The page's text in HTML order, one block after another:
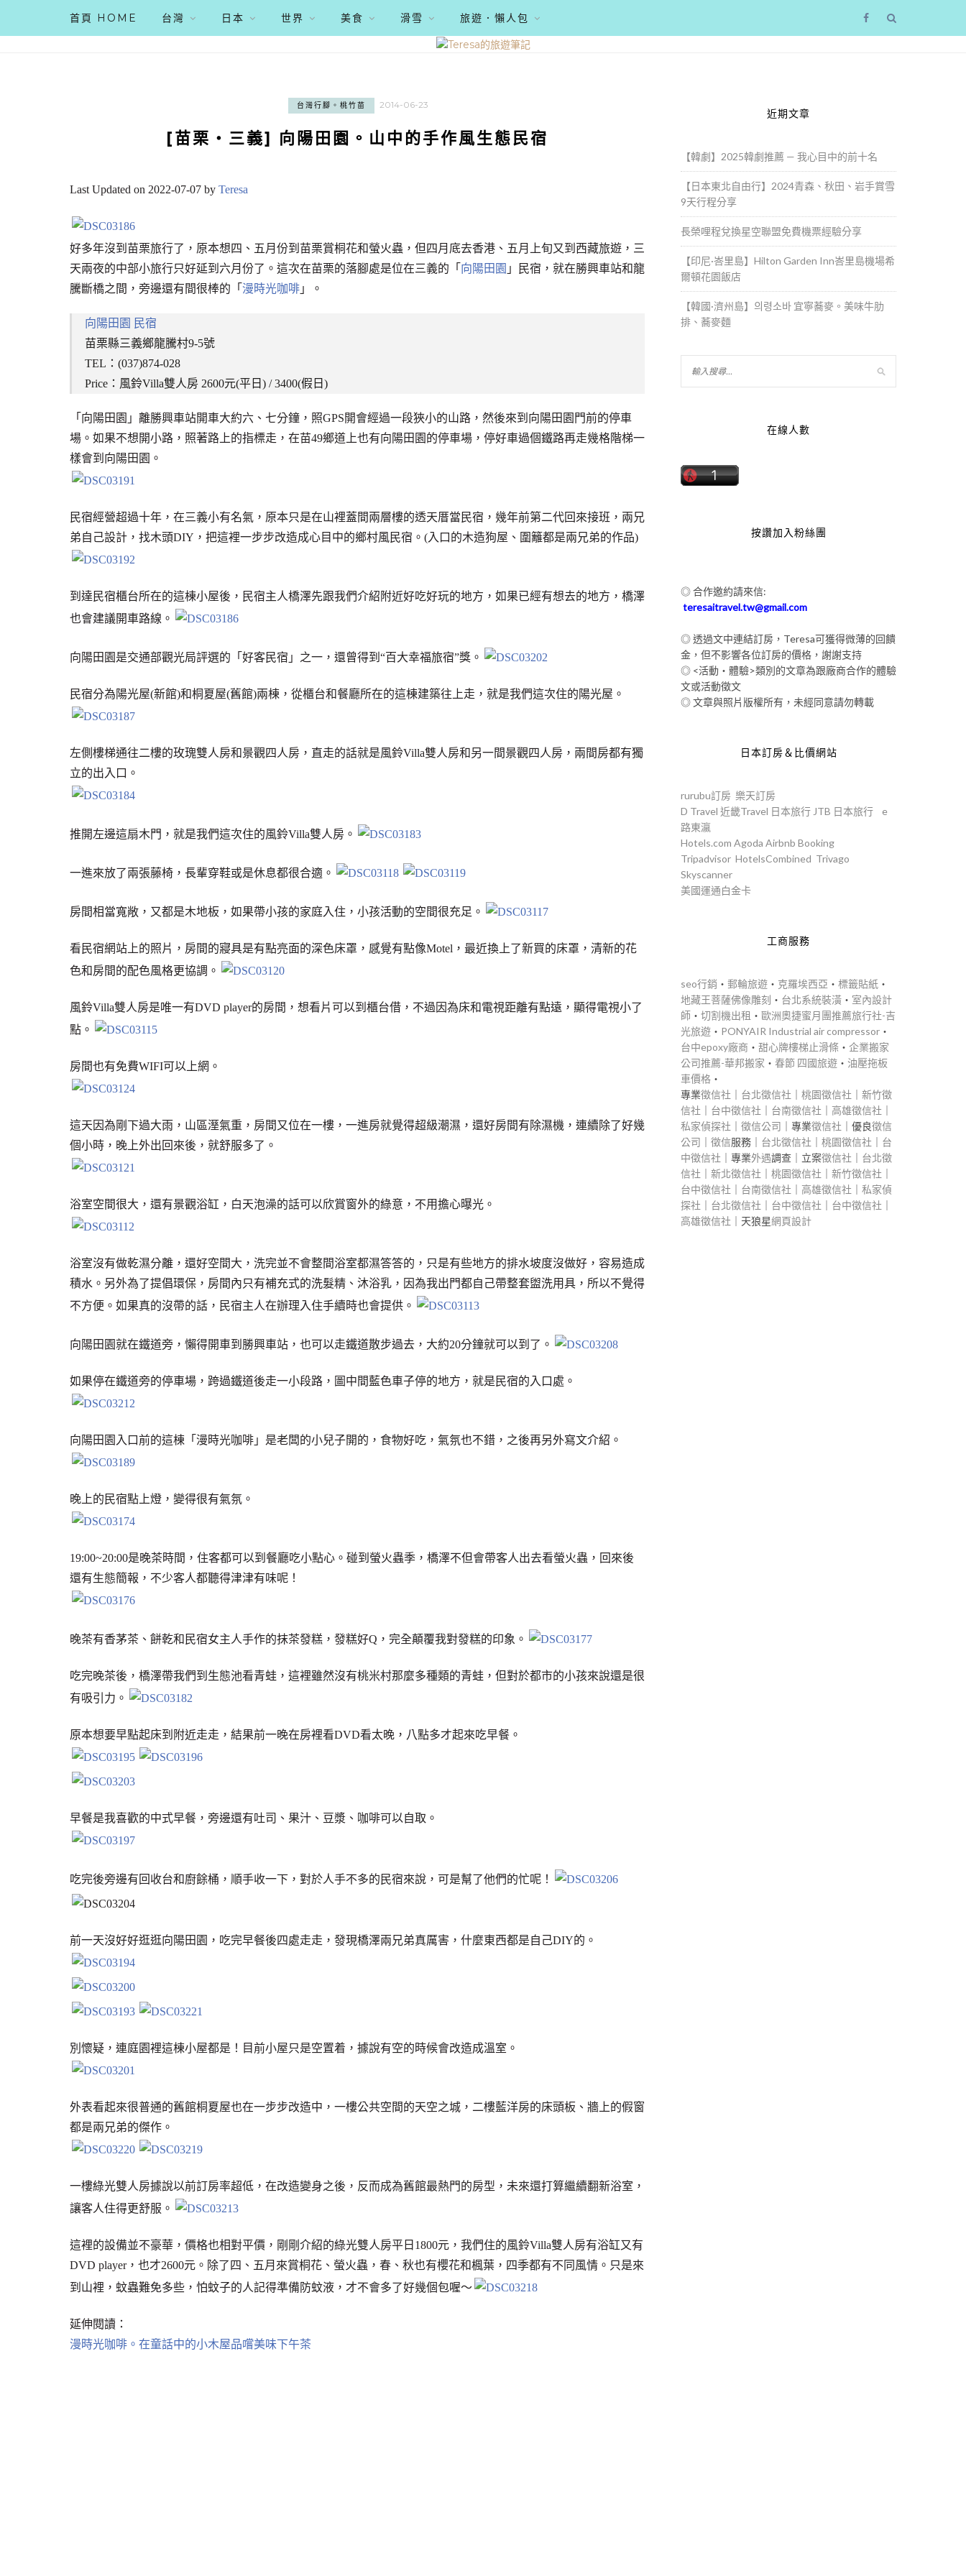
首頁 HOME 台灣 日本 世界 美食 滑雪 旅遊．懶人包
台灣行腳。桃竹苗 2014-06-23
[苗栗‧三義] 向陽田園。山中的手作風生態民宿
Last Updated on 2022-07-07 by Teresa
好多年沒到苗栗旅行了，原本想四、五月份到苗栗賞桐花和螢火蟲，但四月底去香港、五月上旬又到西藏旅遊，三
天兩夜的中部小旅行只好延到六月份了。這次在苗栗的落腳處是位在三義的「 向陽田園 」民宿，就在勝興車站和龍
騰斷橋之間，旁邊還有間很棒的「 漫時光咖啡 」。
向陽田園 民宿
苗栗縣三義鄉龍騰村9-5號
TEL：(037)874-028
Price：風鈴Villa雙人房 2600元(平日) / 3400(假日)
「向陽田園」離勝興車站開車大約六、七分鐘，照GPS開會經過一段狹小的山路，然後來到向陽田園門前的停車
場。如果不想開小路，照著路上的指標走，在苗49鄉道上也有向陽田園的停車場，停好車過個鐵路再走幾格階梯一
樣會到向陽田園。
民宿經營超過十年，在三義小有名氣，原本只是在山裡蓋間兩層樓的透天厝當民宿，幾年前第二代回來接班，兩兄
弟自己設計，找木頭DIY，把這裡一步步改造成心目中的鄉村風民宿。(入口的木造狗屋、圍籬都是兩兄弟的作品)
到達民宿櫃台所在的這棟小屋後，民宿主人橋澤先跟我們介紹附近好吃好玩的地方，如果已經有想去的地方，橋澤
也會建議開車路線。
向陽田園是交通部觀光局評選的「好客民宿」之一，還曾得到“百大幸福旅宿”獎。
民宿分為陽光屋(新館)和桐夏屋(舊館)兩棟，從櫃台和餐廳所在的這棟建築往上走，就是我們這次住的陽光屋。
左側樓梯通往二樓的玫瑰雙人房和景觀四人房，直走的話就是風鈴Villa雙人房和另一間景觀四人房，兩間房都有獨
立的出入口。
推開左邊這扇木門，就是我們這次住的風鈴Villa雙人房。
一進來放了兩張藤椅，長輩穿鞋或是休息都很合適。
房間相當寬敞，又都是木地板，如果帶小孩的家庭入住，小孩活動的空間很充足。
看民宿網站上的照片，房間的寢具是有點亮面的深色床罩，感覺有點像Motel，最近換上了新買的床罩，清新的花
色和房間的配色風格更協調。
風鈴Villa雙人房是唯一有DVD player的房間，想看片可以到櫃台借，不過因為床和電視距離有點遠，顯得電視小了
點。
房間也有免費WIFI可以上網。
這天因為剛下過大雨，山區溼氣重，房間又位在一樓，一進房就覺得超級潮濕，還好房間有除濕機，連續除了好幾
個小時，晚上外出回來後，就舒服多了。
浴室空間很大，還有景觀浴缸，白天泡澡的話可以欣賞窗外的綠意，不用擔心曝光。
浴室沒有做乾濕分離，還好空間大，洗完並不會整間浴室都濕答答的，只是有些地方的排水坡度沒做好，容易造成
積水。另外為了提倡環保，房間內只有補充式的洗髮精、沐浴乳，因為我出門都自己帶整套盥洗用具，所以不覺得
不方便。如果真的沒帶的話，民宿主人在辦理入住手續時也會提供。
向陽田園就在鐵道旁，懶得開車到勝興車站，也可以走鐵道散步過去，大約20分鐘就可以到了。
如果停在鐵道旁的停車場，跨過鐵道後走一小段路，圖中間藍色車子停的地方，就是民宿的入口處。
向陽田園入口前的這棟「漫時光咖啡」是老闆的小兒子開的，食物好吃，氣氛也不錯，之後再另外寫文介紹。
晚上的民宿點上燈，變得很有氣氛。
19:00~20:00是晚茶時間，住客都可以到餐廳吃小點心。碰到螢火蟲季，橋澤不但會帶客人出去看螢火蟲，回來後
還有生態簡報，不少客人都聽得津津有味呢！
晚茶有香茅茶、餅乾和民宿女主人手作的抹茶發糕，發糕好Q，完全顛覆我對發糕的印象。
吃完晚茶後，橋澤帶我們到生態池看青蛙，這裡雖然沒有桃米村那麼多種類的青蛙，但對於都市的小孩來說還是很
有吸引力。
原本想要早點起床到附近走走，結果前一晚在房裡看DVD看太晚，八點多才起來吃早餐。
早餐是我喜歡的中式早餐，旁邊還有吐司、果汁、豆漿、咖啡可以自取。
吃完後旁邊有回收台和廚餘桶，順手收一下，對於人手不多的民宿來說，可是幫了他們的忙呢！
前一天沒好好逛逛向陽田園，吃完早餐後四處走走，發現橋澤兩兄弟真厲害，什麼東西都是自己DIY的。
別懷疑，連庭園裡這棟小屋都是！目前小屋只是空置着，據說有空的時候會改造成溫室。
外表看起來很普通的舊館桐夏屋也在一步步改造中，一樓公共空間的天空之城，二樓藍洋房的床頭板、牆上的假窗
都是兩兄弟的傑作。
一樓綠光雙人房據說以前訂房率超低，在改造變身之後，反而成為舊館最熱門的房型，未來還打算繼續翻新浴室，
讓客人住得更舒服。
這裡的設備並不豪華，價格也相對平價，剛剛介紹的綠光雙人房平日1800元，我們住的風鈴Villa雙人房有浴缸又有
DVD player，也才2600元。除了四、五月來賞桐花、螢火蟲，春、秋也有櫻花和楓葉，四季都有不同風情。只是來
到山裡，蚊蟲難免多些，怕蚊子的人記得準備防蚊液，才不會多了好幾個包喔～
延伸閱讀：
漫時光咖啡。在童話中的小木屋品嚐美味下午茶
近期文章
【韓劇】2025韓劇推薦 — 我心目中的前十名
【日本東北自由行】2024青森、秋田、岩手賞雪
9天行程分享
長榮哩程兌換星空聯盟免費機票經驗分享
【印尼·峇里島】Hilton Garden Inn峇里島機場希
爾頓花園飯店
【韓國·濟州島】의령소바 宜寧蕎麥。美味牛肋
排、蕎麥麵
在線人數
按讚加入粉絲團
◎ 合作邀約請來信:
teresaitravel.tw@gmail.com
◎ 透過文中連結訂房，Teresa可獲得微薄的回饋
金，但不影響各位訂房的價格，謝謝支持
◎ <活動‧體驗>類別的文章為跟廠商合作的體驗
文或活動徵文
◎ 文章與照片版權所有，未經同意請勿轉載
日本訂房＆比價網站
rurubu訂房 樂天訂房
D Travel 近畿Travel 日本旅行 JTB 日本旅行
e
路東瀛
Hotels.com Agoda Airbnb Booking
Tripadvisor HotelsCombined Trivago
Skyscanner
美國運通白金卡
工商服務
seo行銷 ‧ 郵輪旅遊 ‧ 克羅埃西亞 ‧ 標籤貼紙 ‧
地藏王菩薩佛像雕刻 ‧ 台北系統裝潢 ‧ 室內設計
師 ‧ 切割機出租 ‧ 歐洲奧捷蜜月團推薦旅行社-吉
光旅遊 ‧ PONYAIR Industrial air compressor ‧
台中epoxy廠商 ‧ 甜心牌樓梯止滑條 ‧ 企業搬家
公司推薦-華邦搬家 ‧ 春節 四國旅遊 ‧ 油壓拖板
車價格 ‧
專業徵信社 台北徵信社 桃園徵信社
新竹徵
信社
台中徵信社 台南徵信社 高雄徵信社
私家偵探社
徵信公司 ｜專業徵信社 ｜優良徵信
公司
徵信服務｜ 台北徵信社 桃園徵信社
台
中徵信社 ｜專業外遇調查｜立案徵信社
台北徵
信社
新北徵信社 桃園徵信社 新竹徵信社
台中徵信社
台南徵信社 高雄徵信社
私家偵
探社
台北徵信社 台中徵信社 台中徵信社
高雄徵信社 ｜天狼星網頁設計